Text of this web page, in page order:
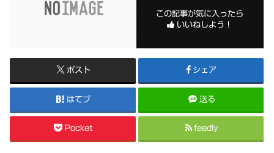
この記事が気に入ったら
いいねしよう！
ポスト シェア
はてブ 送る
Pocket feedly